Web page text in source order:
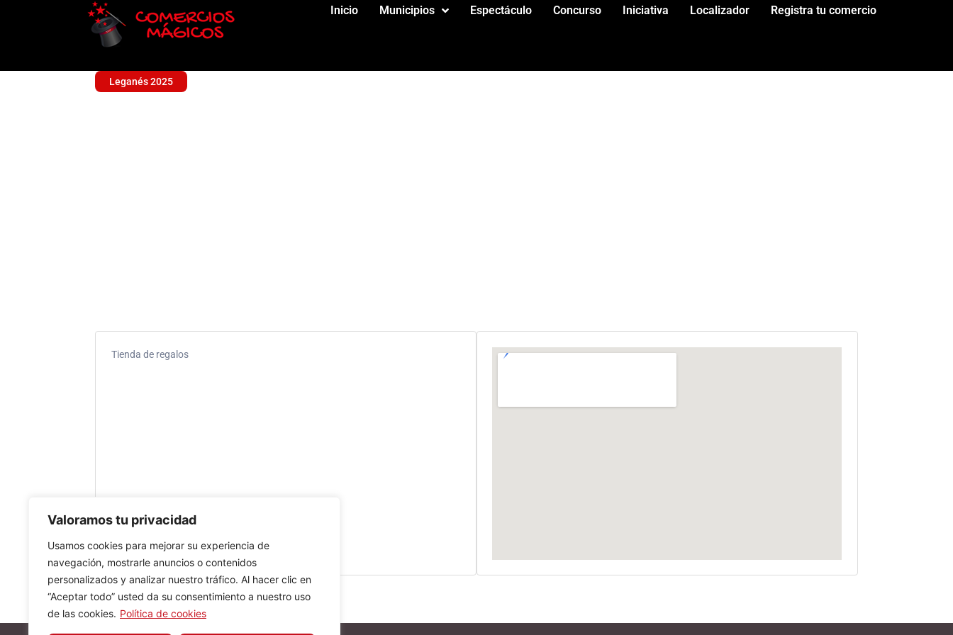
Valoramos tu privacidad
Usamos cookies para mejorar su experiencia de
navegación, mostrarle anuncios o contenidos
personalizados y analizar nuestro tráfico. Al hacer clic en
“Aceptar todo” usted da su consentimiento a nuestro uso
de las cookies. Política de cookies
Inicio Municipios Espectáculo Concurso Iniciativa Localizador Registra tu comercio
Leganés 2025
Tienda de regalos